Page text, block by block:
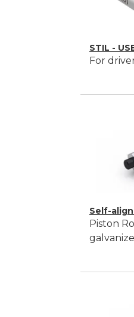
STIL -
For
Self-
Piston